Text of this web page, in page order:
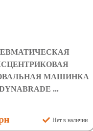
МАШИНКА
...
Нет в наличии